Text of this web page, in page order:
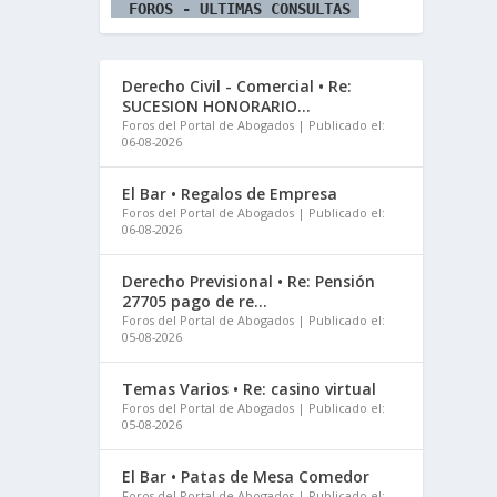
  FOROS - ULTIMAS CONSULTAS
Derecho Civil - Comercial • Re:
SUCESION HONORARIO...
Foros del Portal de Abogados
Publicado el:
06-08-2026
El Bar • Regalos de Empresa
Foros del Portal de Abogados
Publicado el:
06-08-2026
Derecho Previsional • Re: Pensión
27705 pago de re...
Foros del Portal de Abogados
Publicado el:
05-08-2026
Temas Varios • Re: casino virtual
Foros del Portal de Abogados
Publicado el:
05-08-2026
El Bar • Patas de Mesa Comedor